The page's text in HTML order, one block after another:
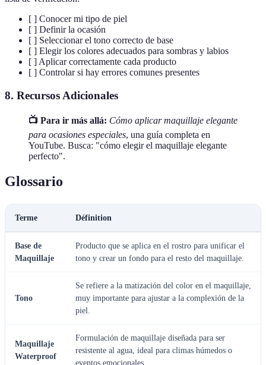
[ ] Conocer mi tipo de piel
[ ] Definir la ocasión
[ ] Seleccionar el tono correcto de base
[ ] Elegir los colores adecuados para sombras y labios
[ ] Aplicar correctamente cada producto
[ ] Controlar si hay errores comunes presentes
8. Recursos Adicionales
📺 Para ir más allá: Cómo aplicar maquillaje elegante
para ocasiones especiales, una guía completa en
YouTube. Busca: "cómo elegir el maquillaje elegante
perfecto".
Glossario
Terme Définition
Base de
Maquillaje
Producto que se aplica en el rostro para unificar el
tono y crear un fondo para el resto del maquillaje.
Tono
Se refiere a la matización del color en el maquillaje,
muy importante para ajustar a la complexión de la
piel.
Maquillaje
Waterproof
Formulación de maquillaje diseñada para ser
resistente al agua, ideal para climas húmedos o
eventos emocionales.